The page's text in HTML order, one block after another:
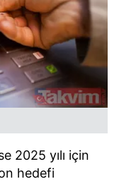
2025 yılı için
hedefi